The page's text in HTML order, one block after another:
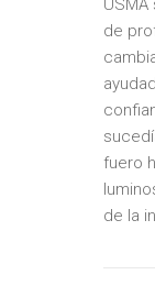
de
fuero
de la